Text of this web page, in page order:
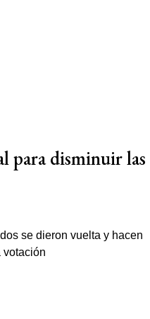
para disminuir las